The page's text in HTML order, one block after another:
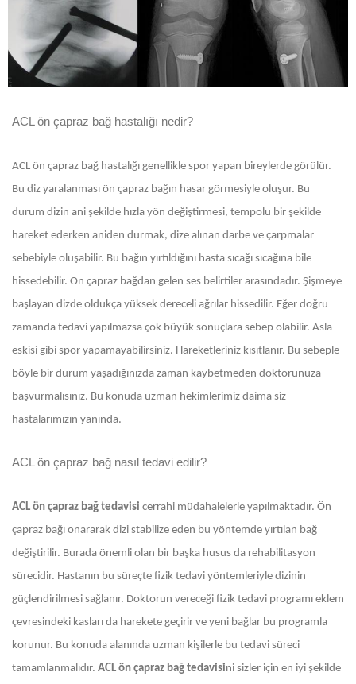
ACL ön çapraz bağ hastalığı nedir?
ACL ön çapraz bağ hastalığı genellikle spor yapan bireylerde görülür.
Bu diz yaralanması ön çapraz bağın hasar görmesiyle oluşur. Bu
durum dizin ani şekilde hızla yön değiştirmesi, tempolu bir şekilde
hareket ederken aniden durmak, dize alınan darbe ve çarpmalar
sebebiyle oluşabilir. Bu bağın yırtıldığını hasta sıcağı sıcağına bile
hissedebilir. Ön çapraz bağdan gelen ses belirtiler arasındadır. Şişmeye
başlayan dizde oldukça yüksek dereceli ağrılar hissedilir. Eğer doğru
zamanda tedavi yapılmazsa çok büyük sonuçlara sebep olabilir. Asla
eskisi gibi spor yapamayabilirsiniz. Hareketleriniz kısıtlanır. Bu sebeple
böyle bir durum yaşadığınızda zaman kaybetmeden doktorunuza
başvurmalısınız. Bu konuda uzman hekimlerimiz daima siz
hastalarımızın yanında.
ACL ön çapraz bağ nasıl tedavi edilir?
ACL ön çapraz bağ tedavisi cerrahi müdahalelerle yapılmaktadır. Ön
çapraz bağı onararak dizi stabilize eden bu yöntemde yırtılan bağ
değiştirilir. Burada önemli olan bir başka husus da rehabilitasyon
sürecidir. Hastanın bu süreçte fizik tedavi yöntemleriyle dizinin
güçlendirilmesi sağlanır. Doktorun vereceği fizik tedavi programı eklem
çevresindeki kasları da harekete geçirir ve yeni bağlar bu programla
korunur. Bu konuda alanında uzman kişilerle bu tedavi süreci
tamamlanmalıdır. ACL ön çapraz bağ tedavisini sizler için en iyi şekilde